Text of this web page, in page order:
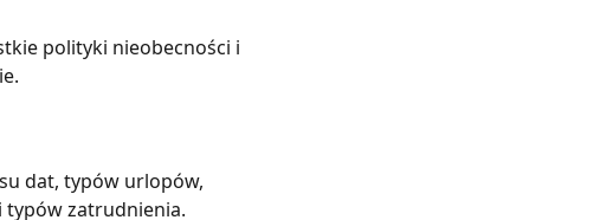
polityki nieobecności i
dat, typów urlopów,
typów zatrudnienia.